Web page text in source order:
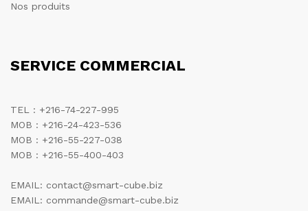
Nos produits
SERVICE COMMERCIAL
TEL : +216-74-227-995
MOB : +216-24-423-536
MOB : +216-55-227-038
MOB : +216-55-400-403
EMAIL: contact@smart-cube.biz
EMAIL: commande@smart-cube.biz